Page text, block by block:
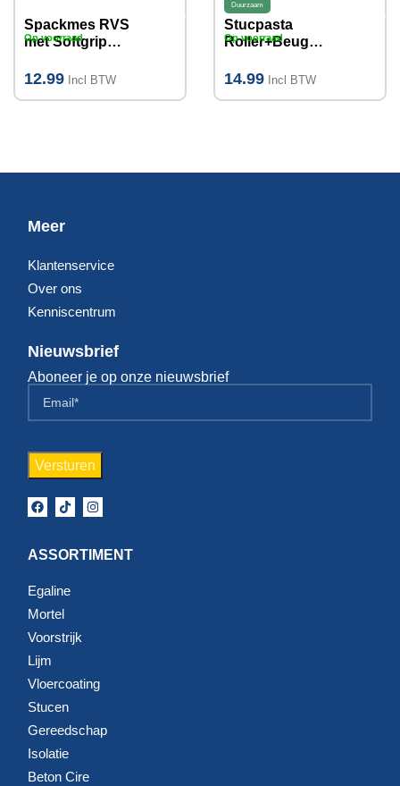
Spackmes RVS
met Softgrip
500mm
12.99 Incl BTW
Op voorraad
Duurzaam
Stucpasta
Roller+Beugel I
14.99 Incl BTW
Op voorraad
Meer
Klantenservice
Over ons
Kenniscentrum
Nieuwsbrief
Aboneer je op onze nieuwsbrief
ASSORTIMENT
Egaline
Mortel
Voorstrijk
Lijm
Vloercoating
Stucen
Gereedschap
Isolatie
Beton Cire